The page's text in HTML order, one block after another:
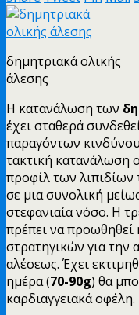
δημητριακά ολικής
άλεσης
Η κατανάλωση των
έχει σταθερά
παραγόντων
τακτική κατανάλωση
προφίλ των λιπιδίων
σε μια συνολική
στεφανιαία νόσο. Η
πρέπει να
στρατηγικών για την
αλέσεως. Έχει
ημέρα (70-90g) θα
καρδιαγγειακά οφέλη.